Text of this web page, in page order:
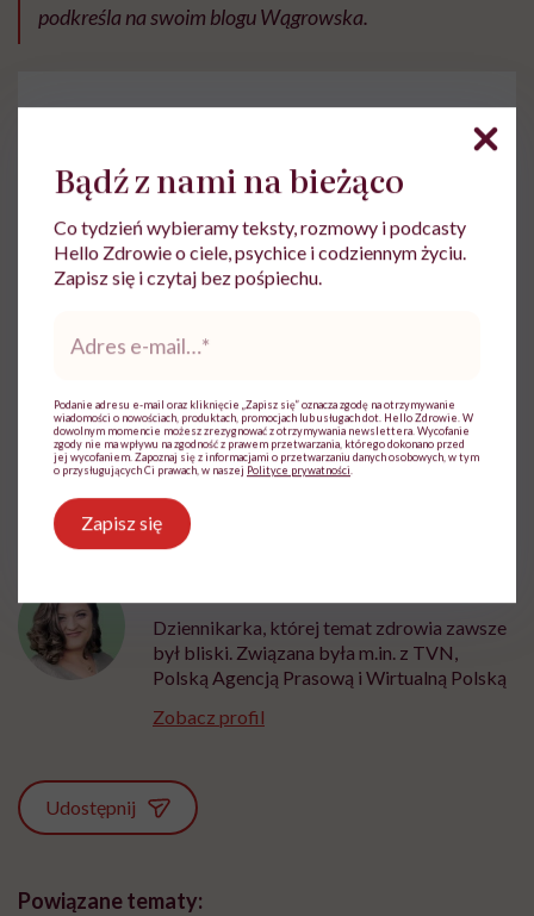
podkreśla na swoim blogu Wągrowska.
Do wyświetlenia tego materiału z zewnętrznego
serwisu (Instagram, Facebook, YouTube, itp.)
wymagana jest zgoda na pliki cookie.
Zmień ustawienia
Dziennikarka, której temat zdrowia zawsze
był bliski. Związana była m.in. z TVN,
Polską Agencją Prasową i Wirtualną Polską
Zobacz profil
Udostępnij
Powiązane tematy:
Bądź z nami na bieżąco
Co tydzień wybieramy teksty, rozmowy i podcasty
Hello Zdrowie o ciele, psychice i codziennym życiu.
Zapisz się i czytaj bez pośpiechu.
mail*
Podanie adresu e-mail oraz kliknięcie „Zapisz się” oznacza zgodę na otrzymywanie
wiadomości o nowościach, produktach, promocjach lub usługach dot. Hello Zdrowie. W
dowolnym momencie możesz zrezygnować z otrzymywania newslettera. Wycofanie
zgody nie ma wpływu na zgodność z prawem przetwarzania, którego dokonano przed
jej wycofaniem. Zapoznaj się z informacjami o przetwarzaniu danych osobowych, w tym
o przysługujących Ci prawach, w naszej Polityce prywatności
Zapisz się